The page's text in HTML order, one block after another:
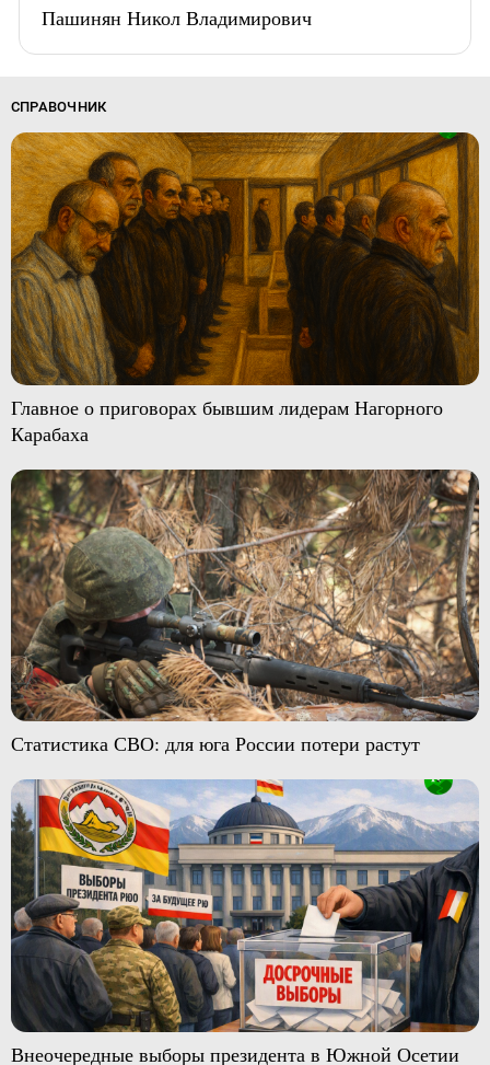
Пашинян Никол Владимирович
СПРАВОЧНИК
Главное о приговорах бывшим лидерам Нагорного
Карабаха
Статистика СВО: для юга России потери растут
Внеочередные выборы президента в Южной Осетии